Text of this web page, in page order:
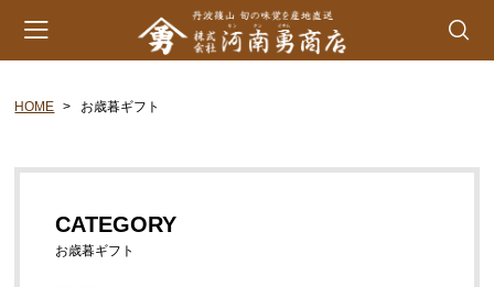
カテゴリー
丹波山の芋
HOME お歳暮ギフト
CATEGORY
お歳暮ギフト